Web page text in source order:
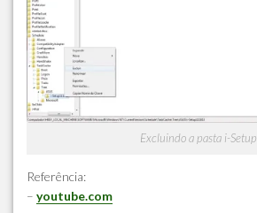
Excluindo a pasta i-Setup
Referência:
– youtube.com